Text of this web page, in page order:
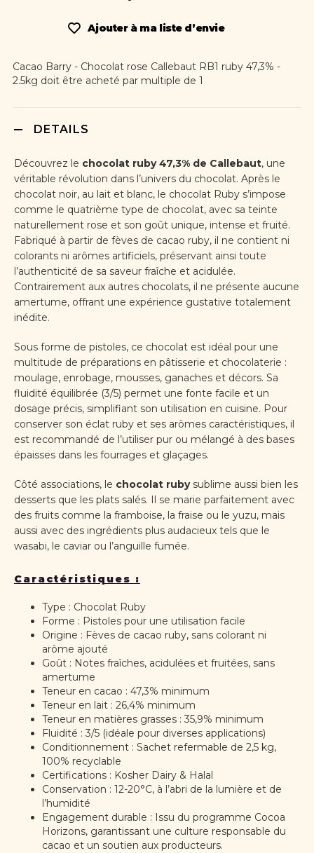
Ajouter à ma liste d’envie
Cacao Barry - Chocolat rose Callebaut RB1 ruby 47,3% -
2.5kg doit être acheté par multiple de 1
DETAILS
Découvrez le chocolat ruby 47,3% de Callebaut, une
véritable révolution dans l’univers du chocolat. Après le
chocolat noir, au lait et blanc, le chocolat Ruby s’impose
comme le quatrième type de chocolat, avec sa teinte
naturellement rose et son goût unique, intense et fruité.
Fabriqué à partir de fèves de cacao ruby, il ne contient ni
colorants ni arômes artificiels, préservant ainsi toute
l’authenticité de sa saveur fraîche et acidulée.
Contrairement aux autres chocolats, il ne présente aucune
amertume, offrant une expérience gustative totalement
inédite.
Sous forme de pistoles, ce chocolat est idéal pour une
multitude de préparations en pâtisserie et chocolaterie :
moulage, enrobage, mousses, ganaches et décors. Sa
fluidité équilibrée (3/5) permet une fonte facile et un
dosage précis, simplifiant son utilisation en cuisine. Pour
conserver son éclat ruby et ses arômes caractéristiques, il
est recommandé de l’utiliser pur ou mélangé à des bases
épaisses dans les fourrages et glaçages.
Côté associations, le chocolat ruby sublime aussi bien les
desserts que les plats salés. Il se marie parfaitement avec
des fruits comme la framboise, la fraise ou le yuzu, mais
aussi avec des ingrédients plus audacieux tels que le
wasabi, le caviar ou l’anguille fumée.
Caractéristiques :
Type : Chocolat Ruby
Forme : Pistoles pour une utilisation facile
Origine : Fèves de cacao ruby, sans colorant ni
arôme ajouté
Goût : Notes fraîches, acidulées et fruitées, sans
amertume
Teneur en cacao : 47,3% minimum
Teneur en lait : 26,4% minimum
Teneur en matières grasses : 35,9% minimum
Fluidité : 3/5 (idéale pour diverses applications)
Conditionnement : Sachet refermable de 2,5 kg,
100% recyclable
Certifications : Kosher Dairy & Halal
Conservation : 12-20°C, à l’abri de la lumière et de
l’humidité
Engagement durable : Issu du programme Cocoa
Horizons, garantissant une culture responsable du
cacao et un soutien aux producteurs.